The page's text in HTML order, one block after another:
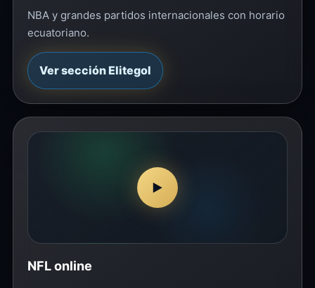
NBA y grandes partidos internacionales con horario
ecuatoriano.
Ver sección Elitegol
▶
NFL online